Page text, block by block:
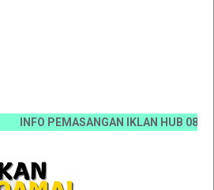
INFO PEMASANGAN IKLAN HUB 0812